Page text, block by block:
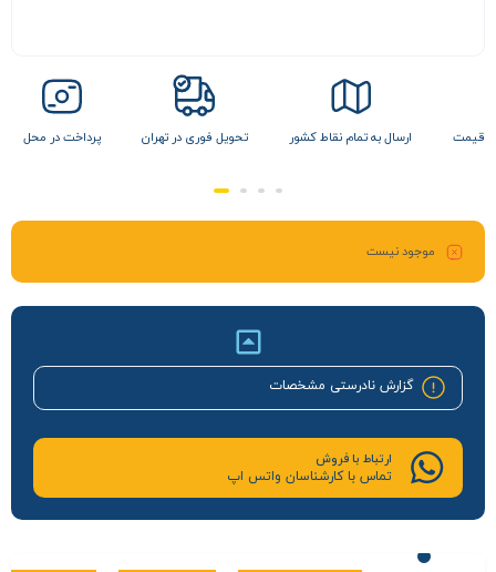
قیمت ارسال به تمام نقاط کشور تحویل فوری در تهران پرداخت در محل
موجود نیست
گزارش نادرستی مشخصات
ارتباط با فروش
تماس با کارشناسان واتس اپ